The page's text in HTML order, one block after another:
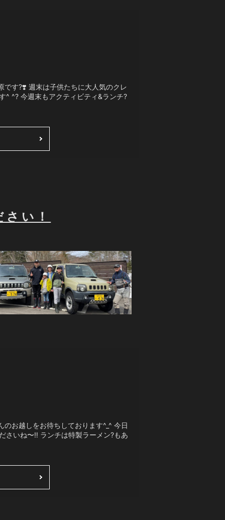
です?❣️ 週末は子供たちに大人気のクレ
^ ^? 今週末もアクティビティ&ランチ?
い！
お越しをお待ちしております^_^ 今日
さいね〜‼️ ランチは特製ラーメン?もあ